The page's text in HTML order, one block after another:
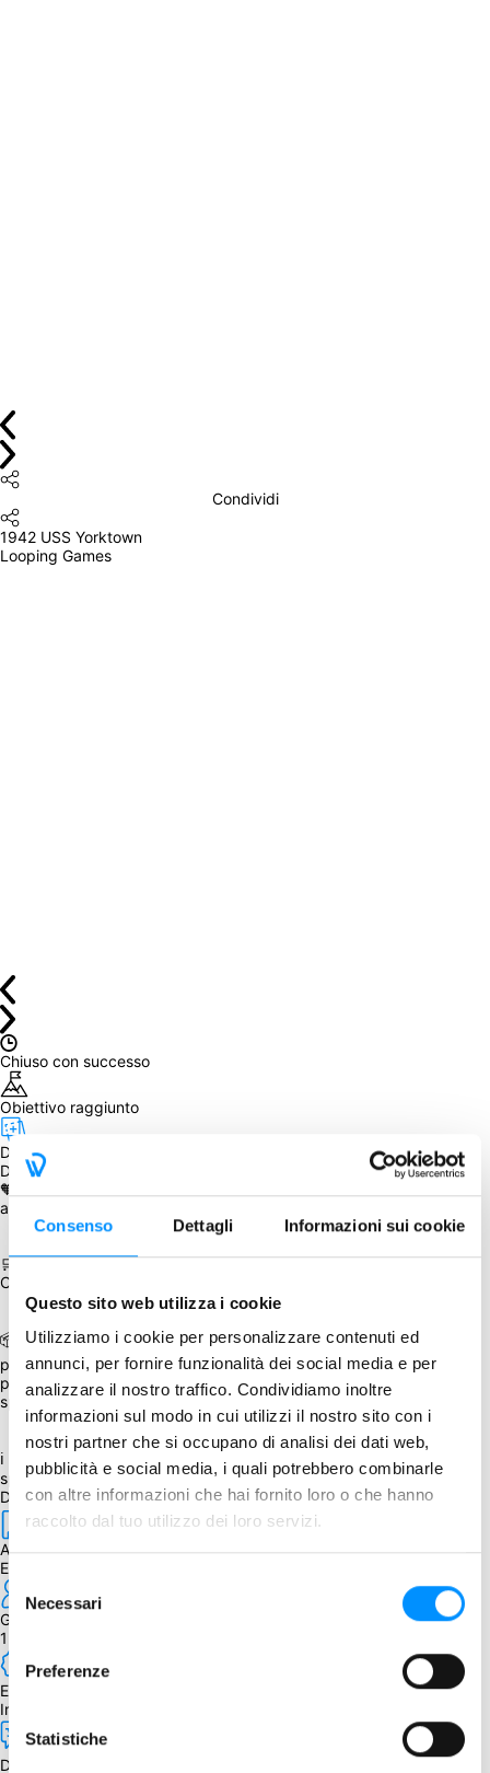
Consenso Dettagli Informazioni sui cookie
Questo sito web utilizza i cookie
Utilizziamo i cookie per personalizzare contenuti ed
annunci, per fornire funzionalità dei social media e per
analizzare il nostro traffico. Condividiamo inoltre
informazioni sul modo in cui utilizzi il nostro sito con i
nostri partner che si occupano di analisi dei dati web,
pubblicità e social media, i quali potrebbero combinarle
con altre informazioni che hai fornito loro o che hanno
raccolto dal tuo utilizzo dei loro servizi.
Selezione
delNecessari
Preferenze
Statistiche
Condividi
1942 USS Yorktown
Looping Games
Chiuso con successo
Obiettivo raggiunto
Da accorpare:
disponibile in magazzino dal January 13, 2023
Da sapere
🧡 Per ogni acquisto fatto a dicembre Weega donerà 1 €
all'Associazione di Volontariato "
🛒 È possibile aggiungere 1911 Amundsen vs Scott, 1923 Cotton
Club e 1998 ISS durante il processo d'acquisto.
📦 Il gioco sarà spedito assieme ad altro gioco, acquistato
precedentemente, in questa occasione (minimo 2 prodotti) o
partecipando a un GA successivo, per il quale sia prevista la
spedizione.
ℹ La percentuale di sconto è stata applicata al prezzo di listino più
spese di spedizione previste dall’editore.
Dettagli
Autore
E. Fernandez
Giocatori
1 - 4
Edizione
Inglese
Dipendenza dalla lingua